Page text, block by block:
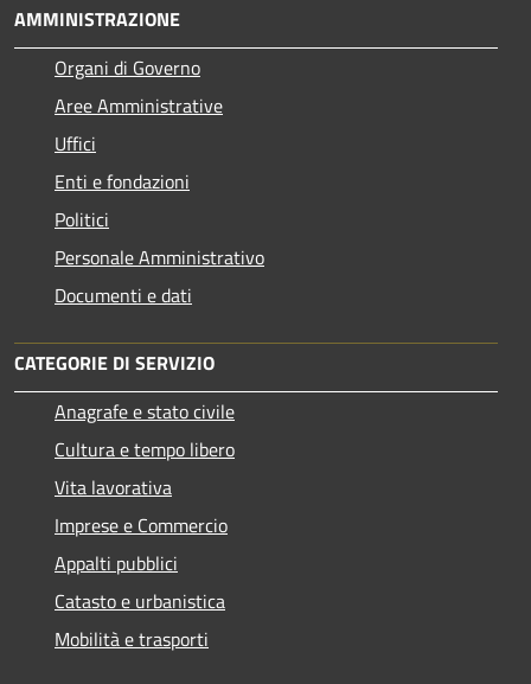
AMMINISTRAZIONE
Organi di Governo
Aree Amministrative
Uffici
Enti e fondazioni
Politici
Personale Amministrativo
Documenti e dati
CATEGORIE DI SERVIZIO
Anagrafe e stato civile
Cultura e tempo libero
Vita lavorativa
Imprese e Commercio
Appalti pubblici
Catasto e urbanistica
Mobilità e trasporti